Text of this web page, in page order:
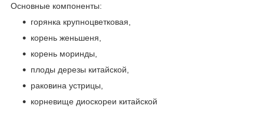
Основные компоненты:
горянка крупноцветковая,
корень женьшеня,
корень моринды,
плоды дерезы китайской,
раковина устрицы,
корневище диоскореи китайской